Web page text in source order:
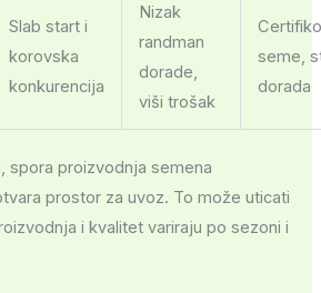
Slab start i
korovska
konkurencija
Nizak
randman
dorade,
viši trošak
seme,
dorada
spora proizvodnja semena
prostor za uvoz. To može uticati
i kvalitet variraju po sezoni i